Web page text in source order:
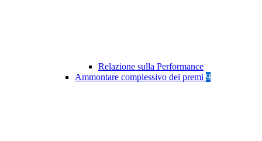
Relazione sulla Performance
Ammontare complessivo dei premi 9